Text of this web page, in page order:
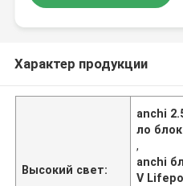
Характер продукции
Высокий свет:
anchi
ло
,
anchi
V